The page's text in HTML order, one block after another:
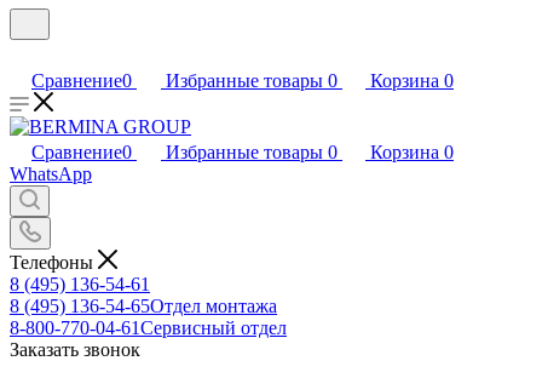
Сравнение0 Избранные товары 0 Корзина 0
Сравнение0 Избранные товары 0 Корзина 0
WhatsApp
Телефоны
8 (495) 136-54-61
8 (495) 136-54-65Отдел монтажа
8-800-770-04-61Сервисный отдел
Заказать звонок